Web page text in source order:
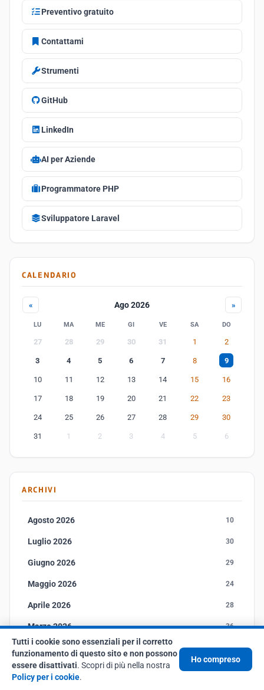
Preventivo gratuito
Contattami
Strumenti
GitHub
LinkedIn
AI per Aziende
Programmatore PHP
Sviluppatore Laravel
CALENDARIO
« Ago 2026 »
LU MA ME GI VE SA DO
27 28 29 30 31 1 2
3 4 5 6 7 8 9
10 11 12 13 14 15 16
17 18 19 20 21 22 23
24 25 26 27 28 29 30
31 1 2 3 4 5 6
ARCHIVI
Agosto 2026 10
Luglio 2026 30
Giugno 2026 29
Maggio 2026 24
Aprile 2026 28
Marzo 2026 36
Febbraio 2026 36
Gennaio 2026
Tutti i cookie sono essenziali per il corretto
funzionamento di questo sito e non possono
essere disattivati. Scopri di più nella nostra
Policy per i cookie.
Ho compreso